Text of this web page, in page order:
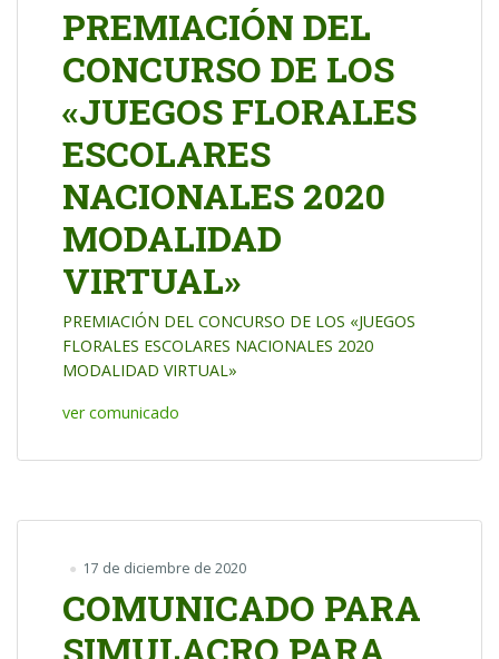
PREMIACIÓN DEL
CONCURSO DE LOS
«JUEGOS FLORALES
ESCOLARES
NACIONALES 2020
MODALIDAD
VIRTUAL»
PREMIACIÓN DEL CONCURSO DE LOS «JUEGOS
FLORALES ESCOLARES NACIONALES 2020
MODALIDAD VIRTUAL»
ver comunicado
17 de diciembre de 2020
COMUNICADO PARA
SIMULACRO PARA